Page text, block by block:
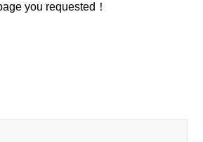
you requested！